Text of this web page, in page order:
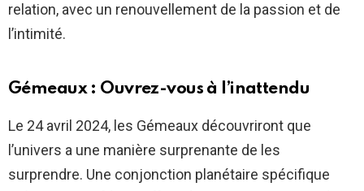
relation, avec un renouvellement de la passion et de
l’intimité.
Gémeaux : Ouvrez-vous à l’inattendu
Le 24 avril 2024, les Gémeaux découvriront que
l’univers a une manière surprenante de les
surprendre. Une conjonction planétaire spécifique